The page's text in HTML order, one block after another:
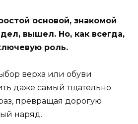
основой, знакомой
вышел. Но, как всегда,
роль.
верха или обуви
даже самый тщательно
превращая дорогую
наряд.